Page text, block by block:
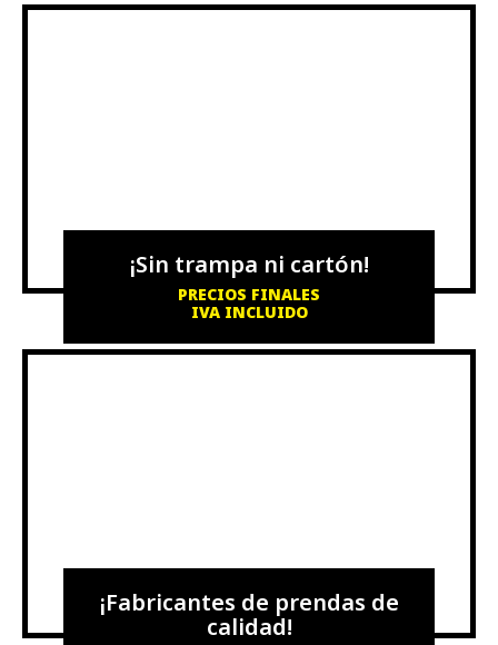
¡Sin trampa ni cartón!
PRECIOS FINALES
IVA INCLUIDO
¡Fabricantes de prendas de
calidad!